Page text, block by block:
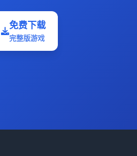
免费下载
完整版游戏